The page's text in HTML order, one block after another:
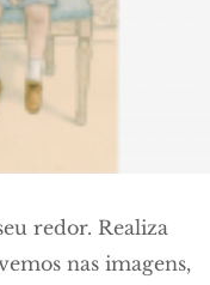
redor. Realiza
nas imagens,